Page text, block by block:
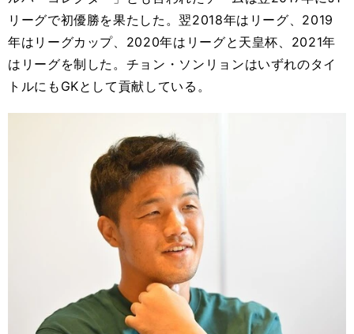
リーグで初優勝を果たした。翌2018年はリーグ、2019
年はリーグカップ、2020年はリーグと天皇杯、2021年
はリーグを制した。チョン・ソンリョンはいずれのタイ
トルにもGKとして貢献している。